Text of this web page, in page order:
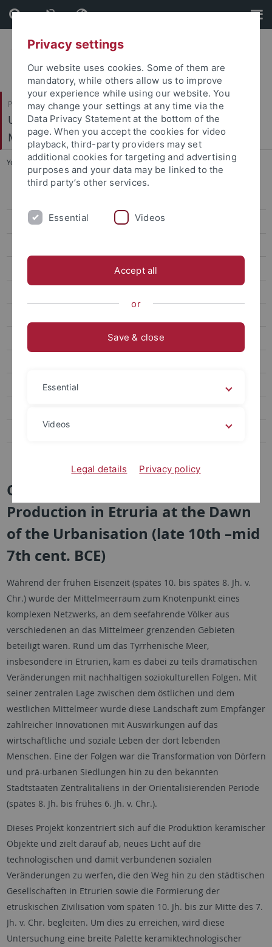
Skip
to
content
Skip
to
footer
Philosophische Fakultät
Ur- und Frühgeschichte und Archäologie des
Mittelalters
You are here: Startseite ... Aktuelle Forschungsprojekte
Forschungsprojekte
Abgeschlossene Forschungsprojekte
Fördervereine
Sammlung
Crafts and the City Ceramic
Production in Etruria at the Dawn
of the Urbanisation (late 10th –mid
7th cent. BCE)
Während der frühen Eisenzeit (spätes 10. bis spätes 8. Jh. v.
Chr.) wurde der Mittelmeerraum zum Knotenpunkt eines
komplexen Netzwerks, an dem seefahrende Völker aus
verschiedenen an das Mittelmeer grenzenden Gebieten
beteiligt waren. Rund um das Tyrrhenische Meer,
insbesondere in Etrurien, kam es dabei zu teils dramatischen
Veränderungen mit nachhaltigen soziokulturellen Folgen. Mit
seiner zentralen Lage zwischen dem östlichen und dem
westlichen Mittelmeer wurde diese Landschaft zum Empfänger
zahlreicher Innovationen mit Auswirkungen auf das
wirtschaftliche und soziale Leben der dort lebenden
Menschen. Eine der Folgen war die Transformation von Dörfern
und prä-urbanen Siedlungen hin zu den bekannten
Stadtstaaten Zentralitaliens in der Orientalisierenden Periode
(spätes 8. Jh. bis frühes 6. Jh. v. Chr.).
Dieses Projekt konzentriert sich auf die Produktion keramischer
Objekte und zielt darauf ab, neues Licht auf die
technologischen und damit verbundenen sozialen
Veränderungen zu werfen, die den Weg hin zu den städtischen
Gesellschaften in Etrurien sowie die Formierung der
etruskischen Zivilisation vom späten 10. Jh. bis zur Mitte des 7.
Jh. v. Chr. begleiten. Um dies zu erreichen, wird diese
Untersuchung eine breite Palette keramiktechnologischer
Privacy settings
Our website uses cookies. Some of them are
mandatory, while others allow us to improve
your experience while using our website. You
may change your settings at any time via the
Data Privacy Statement at the bottom of the
page. When you accept the cookies for video
playback, third-party providers may set
additional cookies for targeting and advertising
purposes and your data may be linked to the
third party’s other services.
Essential Videos
Accept all
or
Save & close
Essential
Videos
Legal details Privacy policy